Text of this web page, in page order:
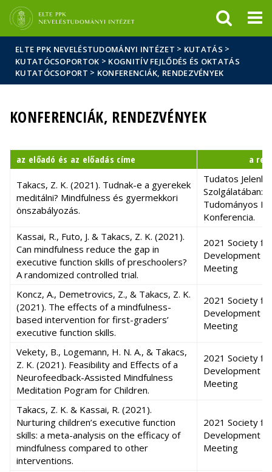
sajtóban
ELTE PPK NEVELÉSTUDOMÁNYI INTÉZET > KUTATÁS >
KUTATÓCSOPORTOK > KOGNITÍV FEJLŐDÉS ÉS OKTATÁS
KUTATÓCSOPORT > KONFERENCIÁK, RENDEZVÉNYEK
KONFERENCIÁK, RENDEZVÉNYEK
az előadó és az előadás címe a
Takacs, Z. K. (2021). Tudnak-e a gyerekek
meditálni? Mindfulness és gyermekkori
önszabályozás.
Tudatos
Szolgálatában:
Tudományos
Konferencia.
Kassai, R., Futo, J. & Takacs, Z. K. (2021).
Can mindfulness reduce the gap in
executive function skills of preschoolers?
A randomized controlled trial.
2021 Society
Development
Meeting
Koncz, A., Demetrovics, Z., & Takacs, Z. K.
(2021). The effects of a mindfulness-
based intervention for first-graders’
executive function skills.
2021 Society
Development
Meeting
Vekety, B., Logemann, H. N. A., & Takacs,
Z. K. (2021). Feasibility and Effects of a
Neurofeedback-Assisted Mindfulness
Meditation Pogram for Children.
2021 Society
Development
Meeting
Takacs, Z. K. & Kassai, R. (2021).
Nurturing children’s executive function
skills: a meta-analysis on the efficacy of
mindfulness compared to other
interventions.
2021 Society
Development
Meeting